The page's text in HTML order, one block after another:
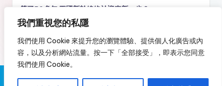
我們重視您的私隱
我們使用 Cookie 來提升您的瀏覽體驗、提供個人化廣告或內
容，以及分析網站流量。按一下「全部接受」，即表示您同意
我們使用 Cookie。
等了50多年 四國新幹線終於迎來新一步？
【東京】Business照樣齊減！ANA全日空商務艙來回東京
Copyright 2026 —又飛啦！Flyagain.la . All rights reserved.